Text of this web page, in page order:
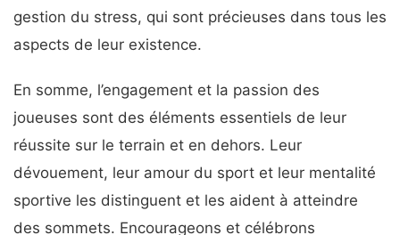
gestion du stress, qui sont précieuses dans tous les
aspects de leur existence.
En somme, l’engagement et la passion des
joueuses sont des éléments essentiels de leur
réussite sur le terrain et en dehors. Leur
dévouement, leur amour du sport et leur mentalité
sportive les distinguent et les aident à atteindre
des sommets. Encourageons et célébrons